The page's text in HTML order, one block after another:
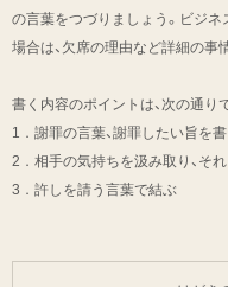
の言葉をつづりましょう。ビジ
場合は、欠席の理由など詳細の事
書く内容のポイントは、次の通り
1．謝罪の言葉、謝罪したい旨を書
2．相手の気持ちを汲み取り、そ
3．許しを請う言葉で結ぶ